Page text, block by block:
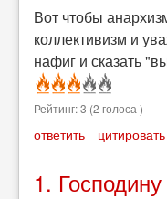
Вот чтобы
коллективизм и
нафиг и сказать
Рейтинг:3 (2 голоса )
ответить цитировать
1.